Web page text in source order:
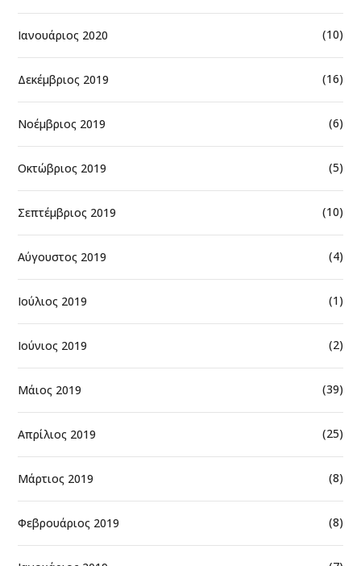
Ιανουάριος 2020 (10)
Δεκέμβριος 2019 (16)
Νοέμβριος 2019 (6)
Οκτώβριος 2019 (5)
Σεπτέμβριος 2019 (10)
Αύγουστος 2019 (4)
Ιούλιος 2019 (1)
Ιούνιος 2019 (2)
Μάιος 2019 (39)
Απρίλιος 2019 (25)
Μάρτιος 2019 (8)
Φεβρουάριος 2019 (8)